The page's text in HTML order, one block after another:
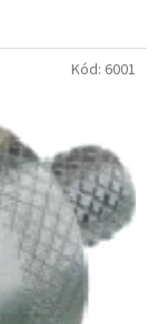
Kód: 6001